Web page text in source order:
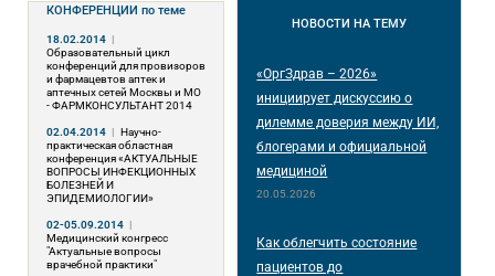
КОНФЕРЕНЦИИпо теме
18.02.2014 |
Образовательный цикл
конференций для провизоров
и фармацевтов аптек и
аптечных сетей Москвы и МО
- ФАРМКОНСУЛЬТАНТ 2014
02.04.2014 | Научно-
практическая областная
конференция «АКТУАЛЬНЫЕ
ВОПРОСЫ ИНФЕКЦИОННЫХ
БОЛЕЗНЕЙ И
ЭПИДЕМИОЛОГИИ»
02-05.09.2014 |
Медицинский конгресс
"Актуальные вопросы
врачебной практики"
НОВОСТИНА ТЕМУ
«ОргЗдрав – 2026»
инициирует дискуссию о
дилемме доверия между ИИ,
блогерами и официальной
медициной
20.05.2026
Как облегчить состояние
пациентов до